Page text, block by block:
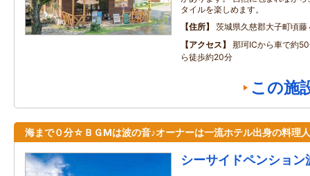
タイルを楽しめます。
住所
茨城県久慈郡大子町頃藤
アクセス
那珂ICから車で約
ら徒歩約20分
この施
海まで０分☆ＢＧМは波の音♪オーナーは一流ホテル出身の料理
シーサイドペンション